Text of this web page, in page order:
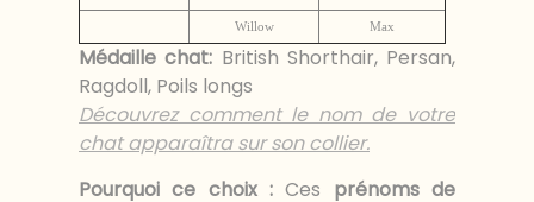
Willow Max
Médaille chat: British Shorthair, Persan,
Ragdoll, Poils longs
Découvrez comment le nom de votre
chat apparaîtra sur son collier.
Pourquoi ce choix : Ces prénoms de